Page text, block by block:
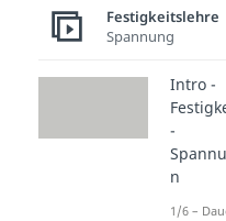
Beim
einen
Stab,
Kraft
Festigkeitslehre
Spannung
Intro -
-
n
1/6 –